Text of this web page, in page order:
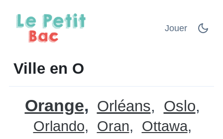
Jouer
Ville en O
Orange Orléans Oslo
Orlando Oran Ottawa